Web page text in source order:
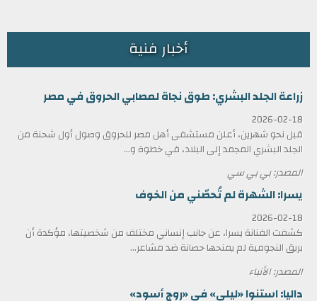
أخبار فنية
زراعة الجلد البشري: طوق نجاة لمصابي الحروق في مصر
2026-02-18
قبل نحو شهرين، أعلن مستشفى أهل مصر للحروق وصول أول شحنة من
الجلد البشري المجمد إلى البلاد، في خطوة و...
المصدر: بي بي سي
يسرا: الشهرة لم تُحصّني من الخوف
2026-02-18
كشفت الفنانة يسرا، عن جانب إنساني مختلف من شخصيتها، مؤكدة أن
بريق النجومية لم يمنحها حصانة ضد مشاعر...
المصدر: الأنباء
داليا: استنوا «ليلى» في «روج أسود»